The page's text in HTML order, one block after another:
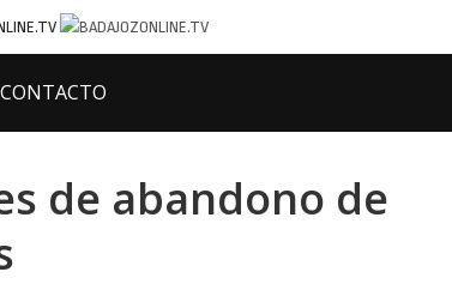
CONTACTO
de abandono de